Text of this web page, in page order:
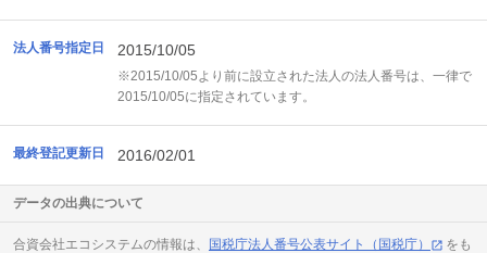
法人番号指定日 2015/10/05
※2015/10/05より前に設立された法人の法人番号は、一律で
2015/10/05に指定されています。
最終登記更新日 2016/02/01
データの出典について
合資会社エコシステムの情報は、 国税庁法人番号公表サイト（国税庁）
をも